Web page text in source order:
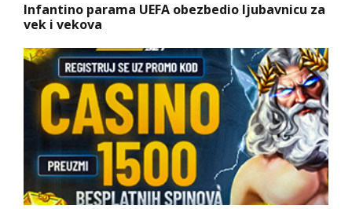
Infantino parama UEFA obezbedio ljubavnicu za
vek i vekova